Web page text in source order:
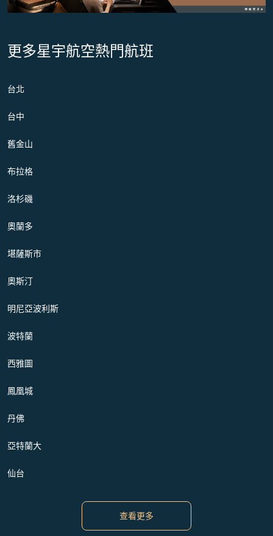
更多星宇航空熱門航班
台北
台中
舊金山
布拉格
洛杉磯
奧蘭多
堪薩斯市
奧斯汀
明尼亞波利斯
波特蘭
西雅圖
鳳凰城
丹佛
亞特蘭大
仙台
查看更多